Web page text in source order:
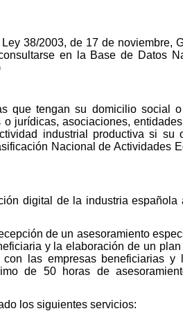
38/2003, de 17 de noviembre,
en la Base de Datos
que tengan su domicilio social
jurídicas, asociaciones,
industrial productiva si su
Nacional de Actividades
digital de la industria española
de un asesoramiento
y la elaboración de un
las empresas beneficiarias y
de 50 horas de
los siguientes servicios: